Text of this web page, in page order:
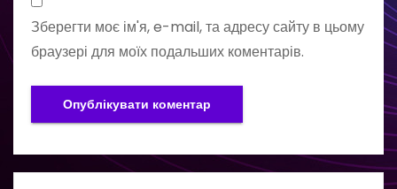
Зберегти моє ім'я, e-mail, та адресу сайту в цьому
браузері для моїх подальших коментарів.